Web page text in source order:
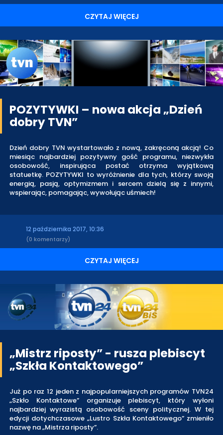
CZYTAJ WIĘCEJ
POZYTYWKI – nowa akcja „Dzień
dobry TVN”
Dzień dobry TVN wystartowało z nową, zakręconą akcją! Co
miesiąc najbardziej pozytywny gość programu, niezwykła
osobowość, inspirująca postać otrzyma wyjątkową
statuetkę. POZYTYWKI to wyróżnienie dla tych, którzy swoją
energią, pasją, optymizmem i sercem dzielą się z innymi,
wspierając, pomagając, wywołując uśmiech!
12 października 2017, 10:36
(0 komentarzy)
CZYTAJ WIĘCEJ
„Mistrz riposty” - rusza plebiscyt
„Szkła Kontaktowego”
Już po raz 12 jeden z najpopularniejszych programów TVN24
„Szkło Kontaktowe” organizuje plebiscyt, który wyłoni
najbardziej wyrazistą osobowość sceny politycznej. W tej
edycji dotychczasowe „Lustro Szkła Kontaktowego” zmieniło
nazwę na „Mistrza riposty”.